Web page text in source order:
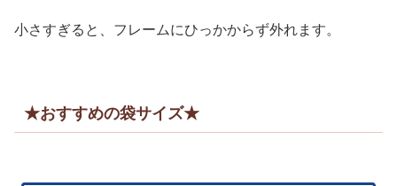
小さすぎると、フレームにひっかからず外れます。
★おすすめの袋サイズ★